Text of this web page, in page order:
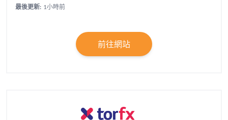
最後更新: 1小時前
前往網站